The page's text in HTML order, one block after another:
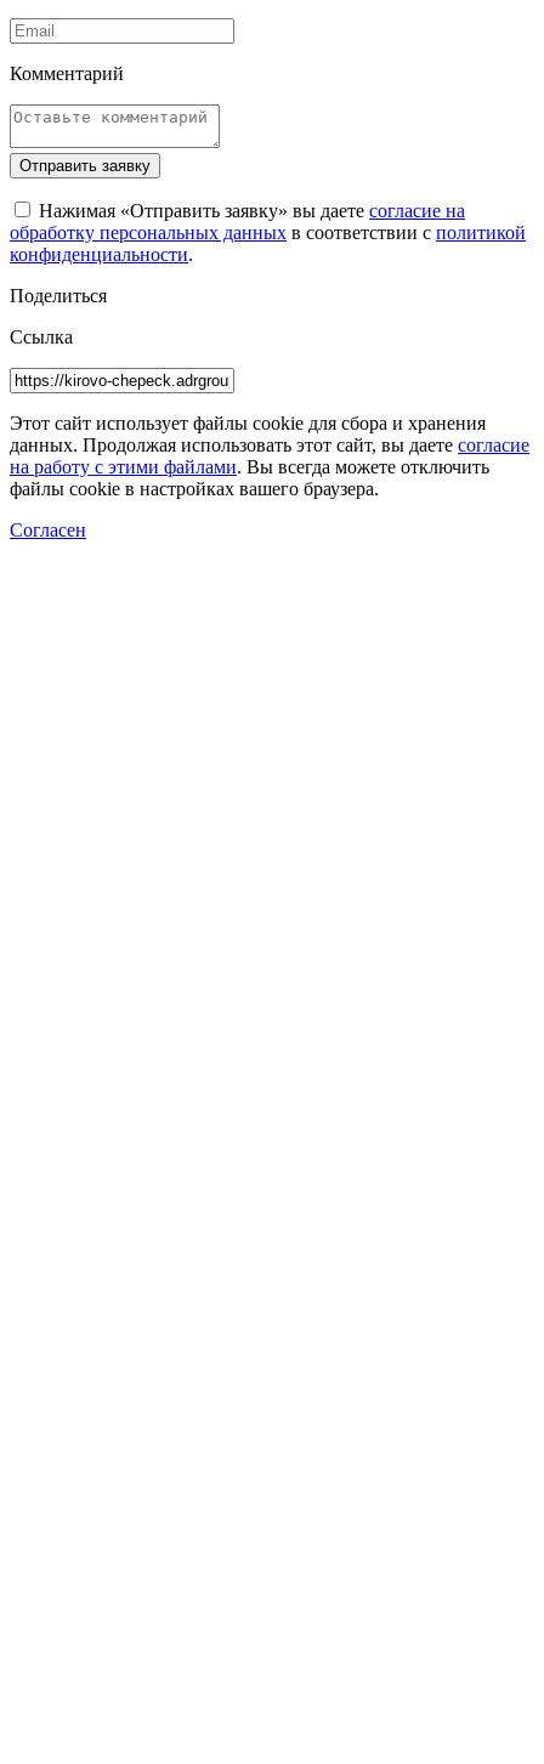
Комментарий
Отправить заявку
Нажимая «Отправить заявку» вы даете согласие на
обработку персональных данных в соответствии с политикой
конфиденциальности.
Поделиться
Ссылка
Этот сайт использует файлы cookie для сбора и хранения
данных. Продолжая использовать этот сайт, вы даете согласие
на работу с этими файлами. Вы всегда можете отключить
файлы cookie в настройках вашего браузера.
Согласен